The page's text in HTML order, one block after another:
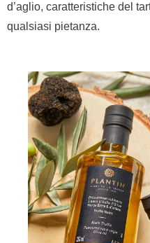
d’aglio, caratteristiche del
qualsiasi pietanza.